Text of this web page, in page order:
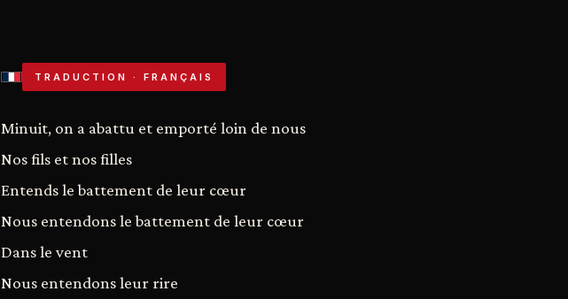
TRADUCTION · FRANÇAIS
Minuit, on a abattu et emporté loin de nous
Nos fils et nos filles
Entends le battement de leur cœur
Nous entendons le battement de leur cœur
Dans le vent
Nous entendons leur rire